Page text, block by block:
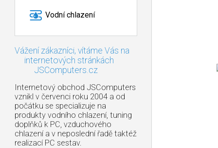
Vodní chlazení
Vážení zákazníci, vítáme Vás na
internetových stránkách
JSComputers.cz
Internetový obchod JSComputers
vznikl v červenci roku 2004 a od
počátku se specializuje na
produkty vodního chlazení, tuning
doplňků k PC, vzduchového
chlazení a v neposlední řadě taktéž
realizací PC sestav.